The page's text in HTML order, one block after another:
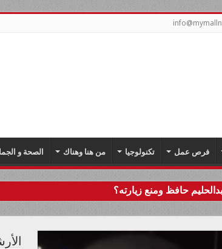
فرص عمل تكنولوجيا من هنا وهناك الصحة و
حافظ ومنع زيارته؟